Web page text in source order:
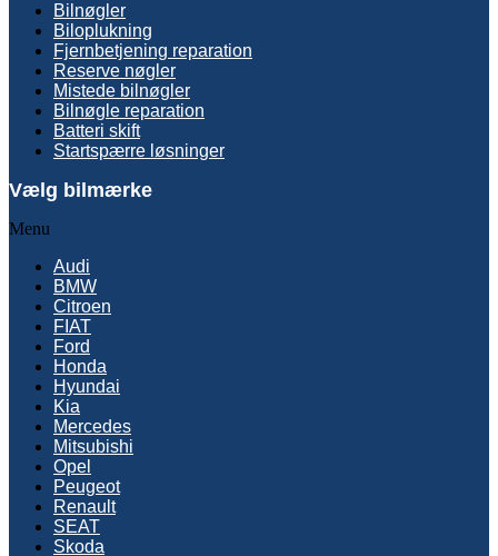
Bilnøgler
Biloplukning
Fjernbetjening reparation
Reserve nøgler
Mistede bilnøgler
Bilnøgle reparation
Batteri skift
Startspærre løsninger
Vælg bilmærke
Menu
Audi
BMW
Citroen
FIAT
Ford
Honda
Hyundai
Kia
Mercedes
Mitsubishi
Opel
Peugeot
Renault
SEAT
Skoda